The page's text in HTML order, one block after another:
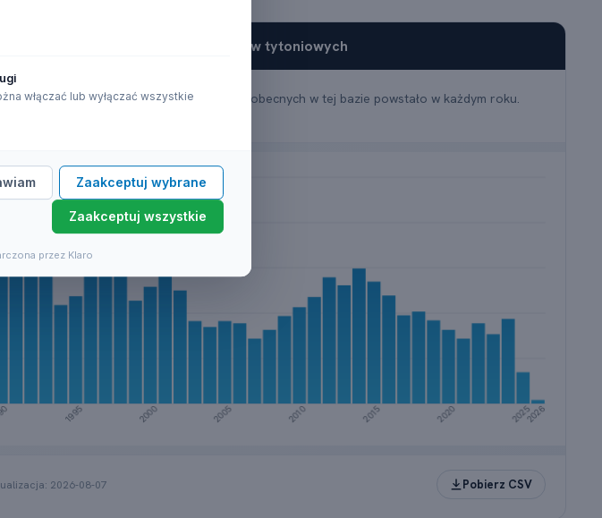
żywności, napojów i wyrobów tytoniowych
do 2026. Wykres przedstawia ile firm obecnych w tej bazie powstało w każdym roku.
2026-08-07 Pobierz CSV
włączać lub wyłączać wszystkie
Zaakceptuj wybrane
Zaakceptuj wszystkie
przez Klaro